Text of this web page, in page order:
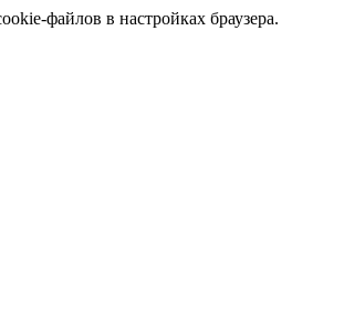
файлов в настройках браузера.